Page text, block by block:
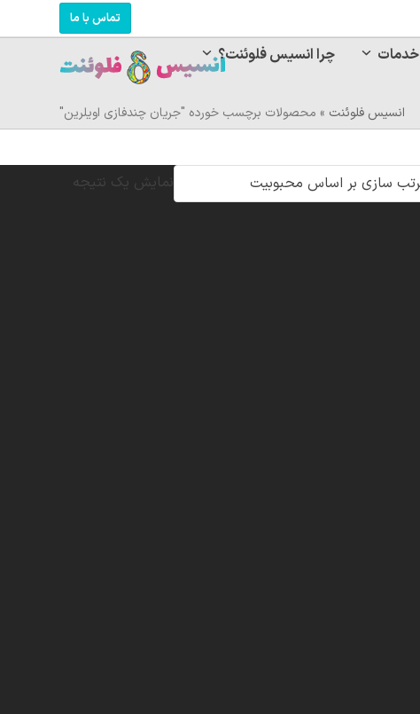
تماس با ما
چرا انسیس فلوئنت؟ خدمات
انسیس فلوئنت » محصولات برچسب خورده "جریان چندفازی اویلرین"
نمایش یک نتیجه